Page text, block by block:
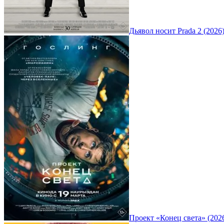
Дьявол носит Prada 2 (2026)
Проект «Конец света»